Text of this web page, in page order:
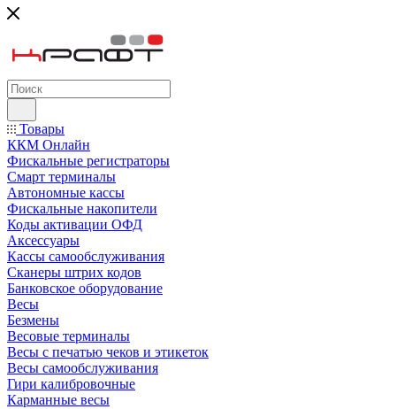
Товары
ККМ Онлайн
Фискальные регистраторы
Смарт терминалы
Автономные кассы
Фискальные накопители
Коды активации ОФД
Аксессуары
Кассы самообслуживания
Сканеры штрих кодов
Банковское оборудование
Весы
Безмены
Весовые терминалы
Весы с печатью чеков и этикеток
Весы самообслуживания
Гири калибровочные
Карманные весы